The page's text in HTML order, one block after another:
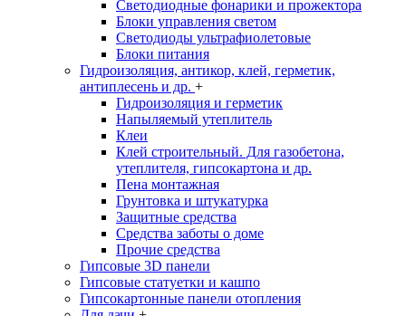
Светодиодные фонарики и прожектора
Блоки управления светом
Светодиоды ультрафиолетовые
Блоки питания
Гидроизоляция, антикор, клей, герметик,
антиплесень и др. +
Гидроизоляция и герметик
Напыляемый утеплитель
Клеи
Клей строительный. Для газобетона,
утеплителя, гипсокартона и др.
Пена монтажная
Грунтовка и штукатурка
Защитные средства
Средства заботы о доме
Прочие средства
Гипсовые 3D панели
Гипсовые статуетки и кашпо
Гипсокартонные панели отопления